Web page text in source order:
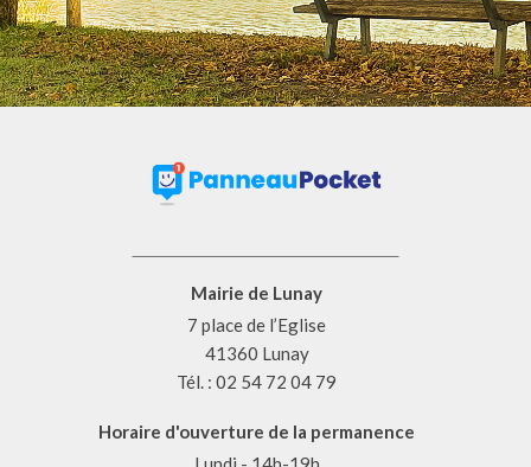
Mairie de Lunay
7 place de l’Eglise
41360 Lunay
Tél. : 02 54 72 04 79
Horaire d'ouverture de la permanence